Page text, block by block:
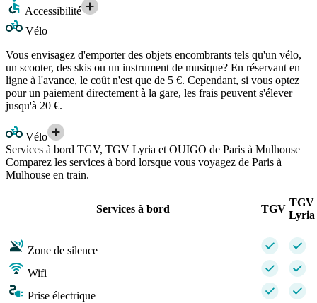
Accessibilité
Vélo
Vous envisagez d'emporter des objets encombrants tels qu'un vélo,
un scooter, des skis ou un instrument de musique? En réservant en
ligne à l'avance, le coût n'est que de 5 €. Cependant, si vous optez
pour un paiement directement à la gare, les frais peuvent s'élever
jusqu'à 20 €.
Vélo
Services à bord TGV, TGV Lyria et OUIGO de Paris à Mulhouse
Comparez les services à bord lorsque vous voyagez de Paris à
Mulhouse en train.
Services à bord TGV
TGV
Lyria
Zone de silence
Wifi
Prise électrique